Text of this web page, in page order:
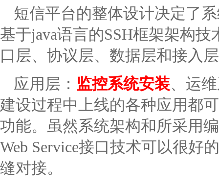
短信平台的整体设计决定了
基于java语言的SSH框架架构
口层、协议层、数据层和接入
应用层： 监控系统安装、运
建设过程中上线的各种应用都
功能。虽然系统架构和所采用
Web Service接口技术可以很好
缝对接。